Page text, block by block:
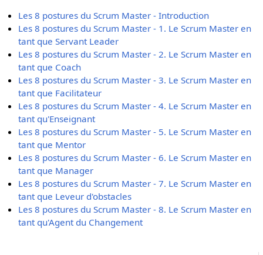
Les 8 postures du Scrum Master - Introduction
Les 8 postures du Scrum Master - 1. Le Scrum Master en
tant que Servant Leader
Les 8 postures du Scrum Master - 2. Le Scrum Master en
tant que Coach
Les 8 postures du Scrum Master - 3. Le Scrum Master en
tant que Facilitateur
Les 8 postures du Scrum Master - 4. Le Scrum Master en
tant qu'Enseignant
Les 8 postures du Scrum Master - 5. Le Scrum Master en
tant que Mentor
Les 8 postures du Scrum Master - 6. Le Scrum Master en
tant que Manager
Les 8 postures du Scrum Master - 7. Le Scrum Master en
tant que Leveur d'obstacles
Les 8 postures du Scrum Master - 8. Le Scrum Master en
tant qu'Agent du Changement